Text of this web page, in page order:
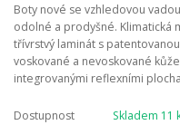
Boty nové se vzhledovou
odolné a prodyšné. Klimatická
třívrstvý laminát s
voskované a nevoskované
integrovanými reflexními
Dostupnost
Skladem 11